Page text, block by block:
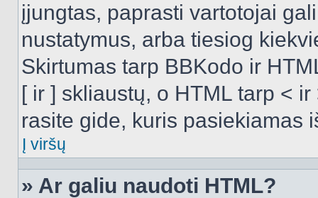
įjungtas, paprasti vartotojai
nustatymus, arba tiesiog
Skirtumas tarp BBKodo ir
[ ir ] skliaustų, o HTML tarp <
rasite gide, kuris pasiekiamas
Į viršų
» Ar galiu naudoti HTML?